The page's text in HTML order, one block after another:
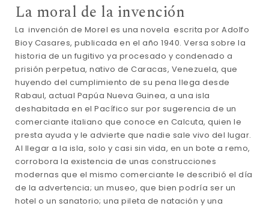
La moral de la invención
La invención de Morel es una novela escrita por Adolfo
Bioy Casares, publicada en el año 1940. Versa sobre la
historia de un fugitivo ya procesado y condenado a
prisión perpetua, nativo de Caracas, Venezuela, que
huyendo del cumplimiento de su pena llega desde
Rabaul, actual Papúa Nueva Guinea, a una isla
deshabitada en el Pacífico sur por sugerencia de un
comerciante italiano que conoce en Calcuta, quien le
presta ayuda y le advierte que nadie sale vivo del lugar.
Al llegar a la isla, solo y casi sin vida, en un bote a remo,
corrobora la existencia de unas construcciones
modernas que el mismo comerciante le describió el día
de la advertencia; un museo, que bien podría ser un
hotel o un sanatorio; una pileta de natación y una